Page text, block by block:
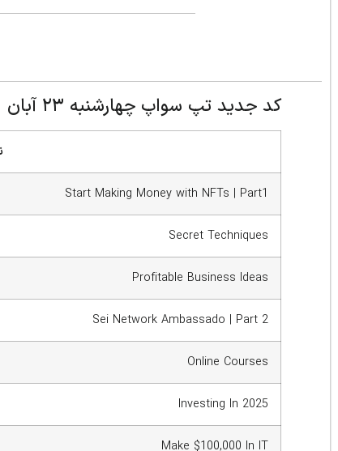
کد جدید تپ سواپ چهارشنبه ۲۳ آبان
Start Making Money with NFTs | Part1
Secret Techniques
Profitable Business Ideas
Sei Network Ambassado | Part 2
Online Courses
Investing In 2025
Make $100,000 In IT